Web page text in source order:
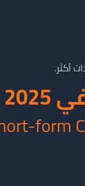
أكثر.